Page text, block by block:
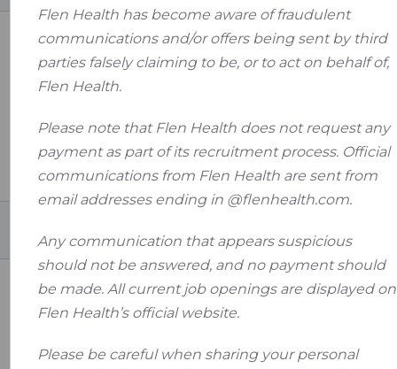
Flen Health has become aware of fraudulent
communications and/or offers being sent by third
parties falsely claiming to be, or to act on behalf of,
Flen Health.
Please note that Flen Health does not request any
payment as part of its recruitment process. Official
communications from Flen Health are sent from
email addresses ending in @flenhealth.com.
Any communication that appears suspicious
should not be answered, and no payment should
be made. All current job openings are displayed on
Flen Health’s official website.
Please be careful when sharing your personal